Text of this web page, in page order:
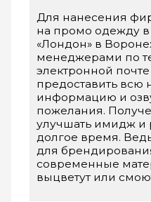
Для нанесения
на промо одежду
«Лондон» в
менеджерами по
электронной почте
предоставить всю
информацию и
пожелания.
улучшать имидж и
долгое время.
для
современные
выцветут или